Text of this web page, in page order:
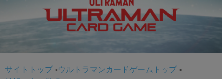
サイトトップ
ウルトラマンカードゲームトップ